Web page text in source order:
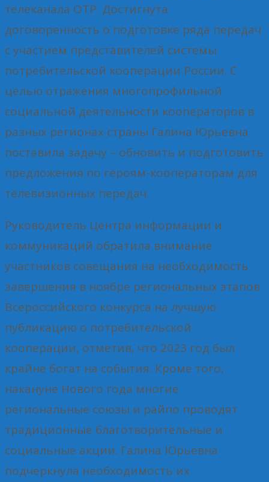
телеканала ОТР. Достигнута
договоренность о подготовке ряда передач
с участием представителей системы
потребительской кооперации России. С
целью отражения многопрофильной
социальной деятельности кооператоров в
разных регионах страны Галина Юрьевна
поставила задачу – обновить и подготовить
предложения по героям-кооператорам для
телевизионных передач.
Руководитель Центра информации и
коммуникаций обратила внимание
участников совещания на необходимость
завершения в ноябре региональных этапов
Всероссийского конкурса на лучшую
публикацию о потребительской
кооперации, отметив, что 2023 год был
крайне богат на события. Кроме того,
накануне Нового года многие
региональные союзы и райпо проводят
традиционные благотворительные и
социальные акции. Галина Юрьевна
подчеркнула необходимость их